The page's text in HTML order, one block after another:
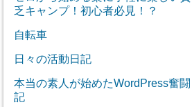
乏キャンプ！初心者必見！？
自転車
日々の活動日記
本当の素人が始めたWordPress奮闘
記